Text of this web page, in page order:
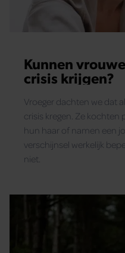
Kunnen
crisis krijgen?
Vroeger dachten we dat
crisis kregen. Ze
hun haar of namen een
verschijnsel werkelijk
niet.